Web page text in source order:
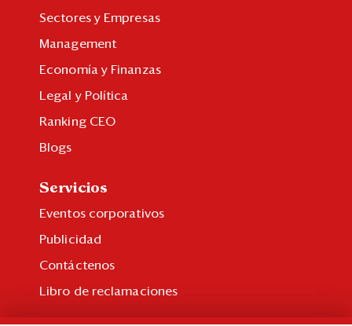
Sectores y Empresas
Management
Economía y Finanzas
Legal y Política
Ranking CEO
Blogs
Servicios
Eventos corporativos
Publicidad
Contáctenos
Libro de reclamaciones